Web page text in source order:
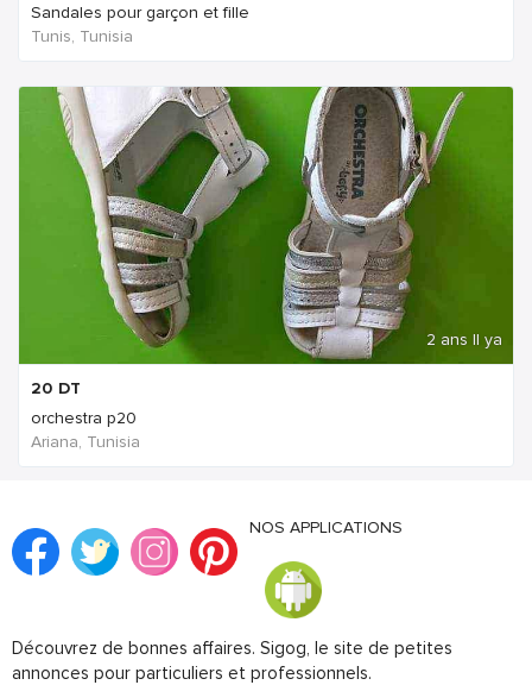
Sandales pour garçon et fille
Tunis, Tunisia
2 ans Il ya
20 DT
orchestra p20
Ariana, Tunisia
NOS APPLICATIONS
Découvrez de bonnes affaires. Sigog, le site de petites
annonces pour particuliers et professionnels.